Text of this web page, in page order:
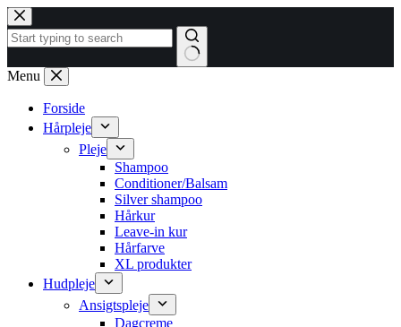
Fortsæt
til
indhold
Ingen
resultater
Menu
Forside
Hårpleje
Pleje
Shampoo
Conditioner/Balsam
Silver shampoo
Hårkur
Leave-in kur
Hårfarve
XL produkter
Hudpleje
Ansigtspleje
Dagcreme